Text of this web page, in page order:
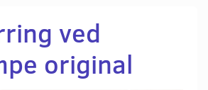
ved
original